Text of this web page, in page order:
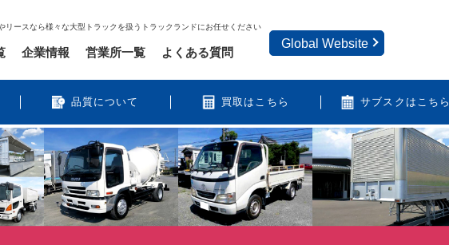
リースなら様々な大型トラックを扱うトラックランドにお任せください
品質について 買取はこちら サブスクはこちら
企業情報 営業所一覧 よくある質問
Global Website